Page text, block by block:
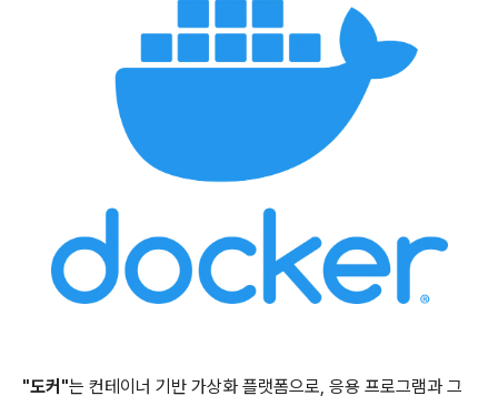
"도커"는 컨테이너 기반 가상화 플랫폼으로, 응용 프로그램과 그